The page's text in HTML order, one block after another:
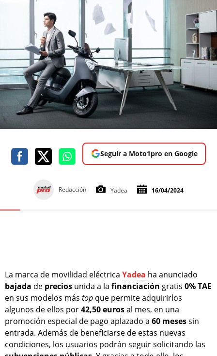
Seguir a Moto1pro en Google
Redacción Yadea 16/04/2024
La marca de movilidad eléctrica Yadea ha anunciado
bajada de precios unida a la financiación gratis 0% TAE
en sus modelos más top que permite adquirirlos
algunos de ellos por42,50 eurosal mes, en una
promoción especial de pago aplazado a 60 mesessin
entrada. Además de beneficiarse de estas nuevas
condiciones, los usuarios podrán seguir solicitando las